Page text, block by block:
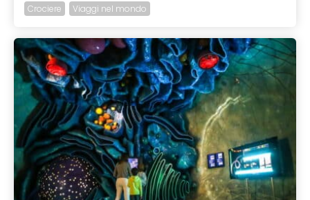
Crociere Viaggi nel mondo